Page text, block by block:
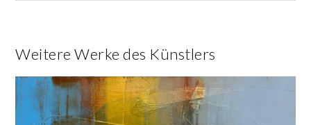
Weitere Werke des Künstlers